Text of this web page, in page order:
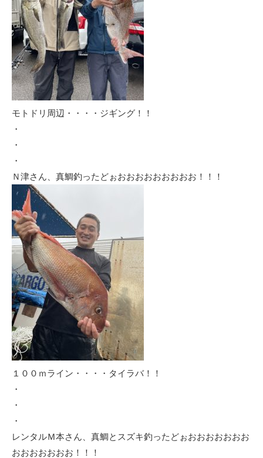
モトドリ周辺・・・・ジギング！！
・
・
・
Ｎ津さん、真鯛釣ったどぉおおおおおおおおお！！！
１００ｍライン・・・・タイラバ！！
・
・
・
レンタルＭ本さん、真鯛とスズキ釣ったどぉおおおおおおお
おおおおおおお！！！